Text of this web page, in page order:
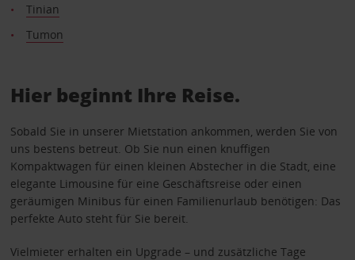
Tinian
Tumon
Hier beginnt Ihre Reise.
Sobald Sie in unserer Mietstation ankommen, werden Sie von
uns bestens betreut. Ob Sie nun einen knuffigen
Kompaktwagen für einen kleinen Abstecher in die Stadt, eine
elegante Limousine für eine Geschäftsreise oder einen
geräumigen Minibus für einen Familienurlaub benötigen: Das
perfekte Auto steht für Sie bereit.
Vielmieter erhalten ein Upgrade – und zusätzliche Tage